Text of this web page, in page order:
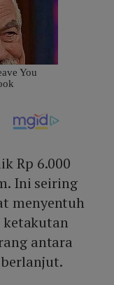
Rp 6.000
Ini seiring
menyentuh
ketakutan
antara